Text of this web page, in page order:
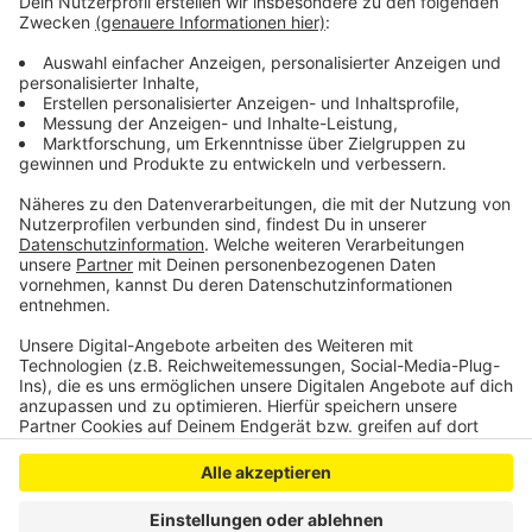
Anzeige
in der Hosentasche. Immerhin gibt es fast 3 Millionen
deutsche Wikipedia-Artikel. Und unser Moderator
Hendrik Frost dachte sich: 'Es wird Zeit, dass sich das
alles mal jemand durchliest!'
Anzeige
Anzeige